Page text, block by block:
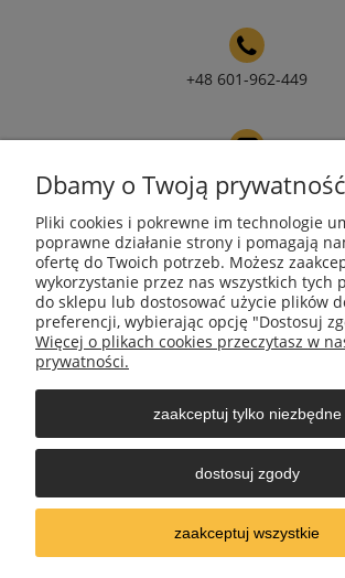
+48 601-962-449
NIP 9671272351
REGON 385490218
Płatności i dostawa
Informacje
Dbamy o Twoją prywatność
Pliki cookies i pokrewne im technologie
poprawne działanie strony i pomagają
ofertę do Twoich potrzeb. Możesz
wykorzystanie przez nas wszystkich tych
do sklepu lub dostosować użycie plików
preferencji, wybierając opcję "Dostosuj
Więcej o plikach cookies przeczytasz w
prywatności.
zaakceptuj tylko niezbędne
dostosuj zgody
zaakceptuj wszystkie